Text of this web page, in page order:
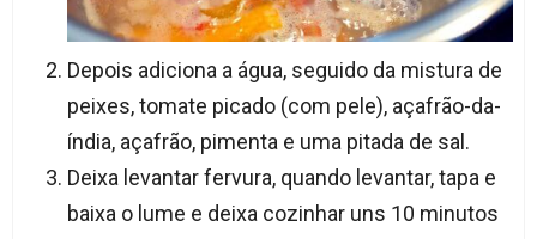
Depois adiciona a água, seguido da mistura de
peixes, tomate picado (com pele), açafrão-da-
índia, açafrão, pimenta e uma pitada de sal.
Deixa levantar fervura, quando levantar, tapa e
baixa o lume e deixa cozinhar uns 10 minutos